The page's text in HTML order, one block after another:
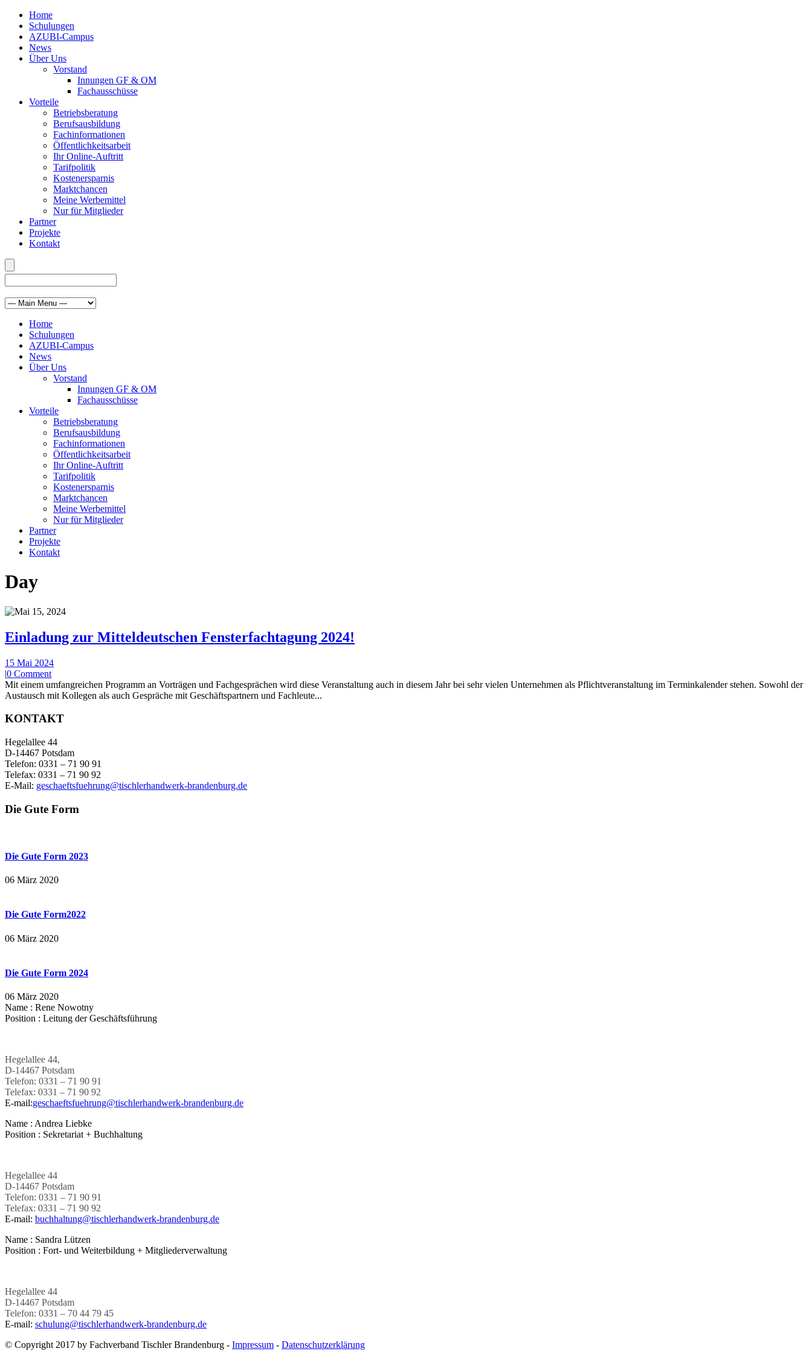
Home
Schulungen
AZUBI-Campus
News
Über Uns
Vorstand
Innungen GF & OM
Fachausschüsse
Vorteile
Betriebsberatung
Berufsausbildung
Fachinformationen
Öffentlichkeitsarbeit
Ihr Online-Auftritt
Tarifpolitik
Kostenersparnis
Marktchancen
Meine Werbemittel
Nur für Mitglieder
Partner
Projekte
Kontakt
Home
Schulungen
AZUBI-Campus
News
Über Uns
Vorstand
Innungen GF & OM
Fachausschüsse
Vorteile
Betriebsberatung
Berufsausbildung
Fachinformationen
Öffentlichkeitsarbeit
Ihr Online-Auftritt
Tarifpolitik
Kostenersparnis
Marktchancen
Meine Werbemittel
Nur für Mitglieder
Partner
Projekte
Kontakt
Day
Einladung zur Mitteldeutschen Fensterfachtagung 2024!
15 Mai 2024
|0 Comment
Mit einem umfangreichen Programm an Vorträgen und Fachgesprächen wird diese Veranstaltung auch in diesem Jahr bei sehr vielen Unternehmen als Pflichtveranstaltung im Terminkalender stehen. Sowohl der
Austausch mit Kollegen als auch Gespräche mit Geschäftspartnern und Fachleute...
KONTAKT
Hegelallee 44
D-14467 Potsdam
Telefon: 0331 – 71 90 91
Telefax: 0331 – 71 90 92
E-Mail: geschaeftsfuehrung@tischlerhandwerk-brandenburg.de
Die Gute Form
Die Gute Form 2023
06 März 2020
Die Gute Form2022
06 März 2020
Die Gute Form 2024
06 März 2020
Name : Rene Nowotny
Position : Leitung der Geschäftsführung
Hegelallee 44,
D-14467 Potsdam
Telefon: 0331 – 71 90 91
Telefax: 0331 – 71 90 92
E-mail:geschaeftsfuehrung@tischlerhandwerk-brandenburg.de
Name : Andrea Liebke
Position : Sekretariat + Buchhaltung
Hegelallee 44
D-14467 Potsdam
Telefon: 0331 – 71 90 91
Telefax: 0331 – 71 90 92
E-mail: buchhaltung@tischlerhandwerk-brandenburg.de
Name : Sandra Lützen
Position : Fort- und Weiterbildung + Mitgliederverwaltung
Hegelallee 44
D-14467 Potsdam
Telefon: 0331 – 70 44 79 45
E-mail: schulung@tischlerhandwerk-brandenburg.de
© Copyright 2017 by Fachverband Tischler Brandenburg - Impressum - Datenschutzerklärung